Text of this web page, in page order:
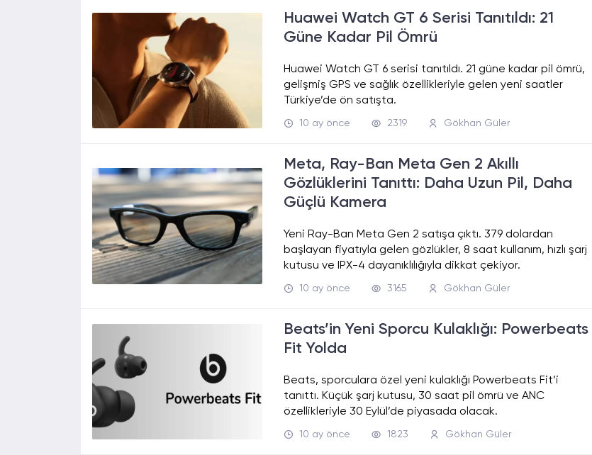
Huawei Watch GT 6 Serisi Tanıtıldı: 21
Güne Kadar Pil Ömrü
Huawei Watch GT 6 serisi tanıtıldı. 21 güne kadar pil ömrü,
gelişmiş GPS ve sağlık özellikleriyle gelen yeni saatler
Türkiye’de ön satışta.
10 ay önce 2319 Gökhan Güler
Meta, Ray-Ban Meta Gen 2 Akıllı
Gözlüklerini Tanıttı: Daha Uzun Pil, Daha
Güçlü Kamera
Yeni Ray-Ban Meta Gen 2 satışa çıktı. 379 dolardan
başlayan fiyatıyla gelen gözlükler, 8 saat kullanım, hızlı şarj
kutusu ve IPX-4 dayanıklılığıyla dikkat çekiyor.
10 ay önce 3165 Gökhan Güler
Beats’in Yeni Sporcu Kulaklığı: Powerbeats
Fit Yolda
Beats, sporculara özel yeni kulaklığı Powerbeats Fit’i
tanıttı. Küçük şarj kutusu, 30 saat pil ömrü ve ANC
özellikleriyle 30 Eylül’de piyasada olacak.
10 ay önce 1823 Gökhan Güler